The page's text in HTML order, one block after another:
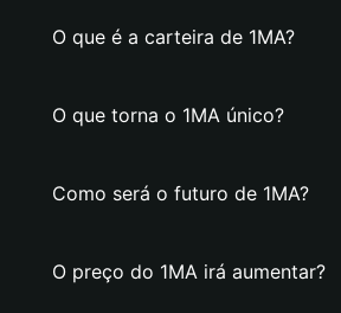
O que é a carteira de 1MA?
O que torna o 1MA único?
Como será o futuro de 1MA?
O preço do 1MA irá aumentar?